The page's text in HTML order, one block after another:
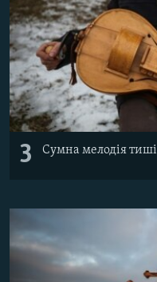
3 Сумна мелодія тиші